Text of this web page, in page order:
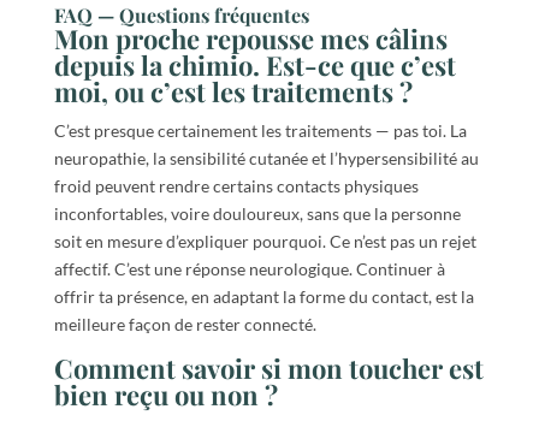
FAQ — Questions fréquentes
Mon proche repousse mes câlins
depuis la chimio. Est-ce que c’est
moi, ou c’est les traitements ?
C’est presque certainement les traitements — pas toi. La
neuropathie, la sensibilité cutanée et l’hypersensibilité au
froid peuvent rendre certains contacts physiques
inconfortables, voire douloureux, sans que la personne
soit en mesure d’expliquer pourquoi. Ce n’est pas un rejet
affectif. C’est une réponse neurologique. Continuer à
offrir ta présence, en adaptant la forme du contact, est la
meilleure façon de rester connecté.
Comment savoir si mon toucher est
bien reçu ou non ?